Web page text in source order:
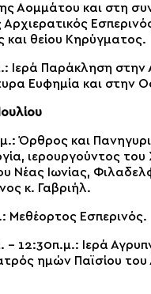
Αομμάτου και στη
και θείου Κηρύγματος.
Ιερά Παράκληση στην
Ευφημία και στην
Όρθρος και
ιερουργούντος
Νέας Ιωνίας,
κ. Γαβριήλ.
Μεθέορτος Εσπερινός.
12:30π.μ.: Ιερά
ημών Παϊσίου του